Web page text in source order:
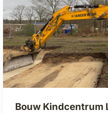
Bouw Kindcentrum